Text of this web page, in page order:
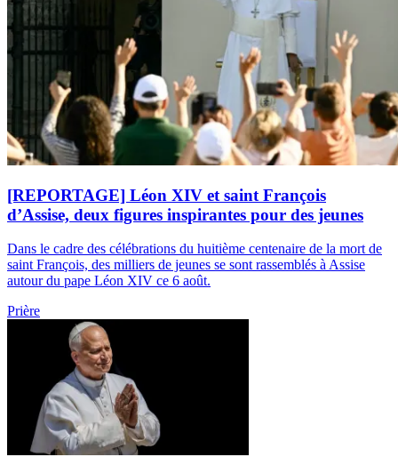
[REPORTAGE] Léon XIV et saint François
d’Assise, deux figures inspirantes pour des jeunes
Dans le cadre des célébrations du huitième centenaire de la mort de
saint François, des milliers de jeunes se sont rassemblés à Assise
autour du pape Léon XIV ce 6 août.
Prière